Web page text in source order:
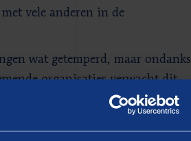
vele anderen in de
wat getemperd, maar ondanks
organisaties verwacht dit
kwart van de respondenten
kijken vooruit en zoeken naar